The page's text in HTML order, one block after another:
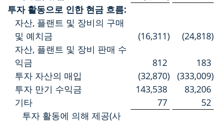
투자 활동으로 인한 현금 흐름:
자산, 플랜트 및 장비의 구매
및 예치금
(16,311) (24,818)
자산, 플랜트 및 장비 판매 수
익금
812
183
투자 자산의 매입
(32,870) (333,009)
투자 만기 수익금
143,538
83,206
기타
77
52
투자 활동에 의해 제공(사